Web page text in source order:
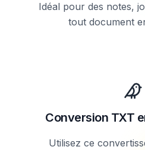
Idéal pour des notes,
tout document
Conversion TXT
Utilisez ce